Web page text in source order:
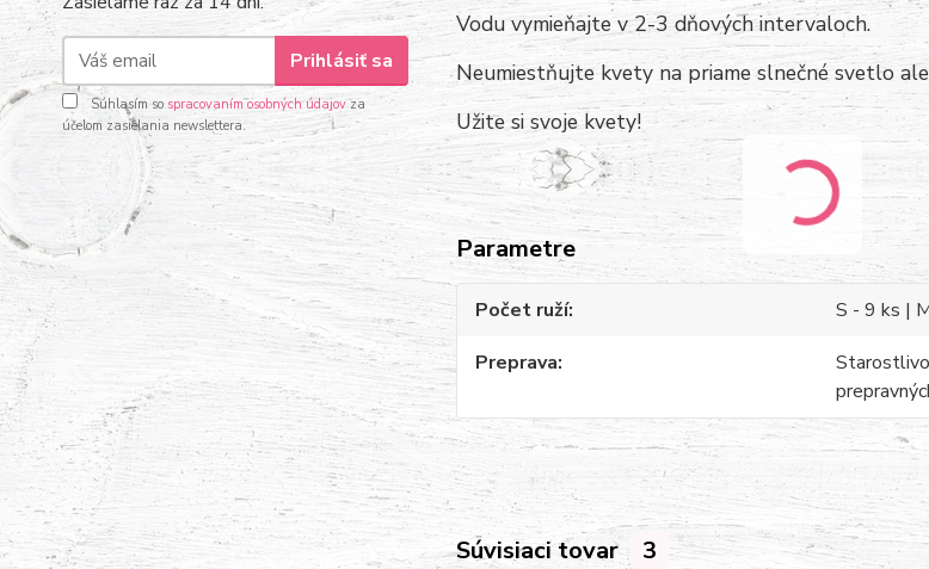
Prihlásiť sa
Súhlasím so spracovaním osobných údajovza
účelom zasielania newslettera.
Vodu vymieňajte v 2-3 dňových intervaloch.
Neumiestňujte kvety na priame slnečné svetlo
Užite si svoje kvety!
Parametre
Počet ruží
S - 9 ks |
Preprava
Súvisiaci tovar 3